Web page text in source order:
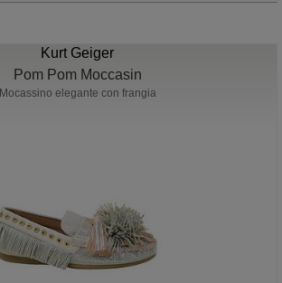
Kurt Geiger
Pom Pom Moccasin
Mocassino elegante con frangia